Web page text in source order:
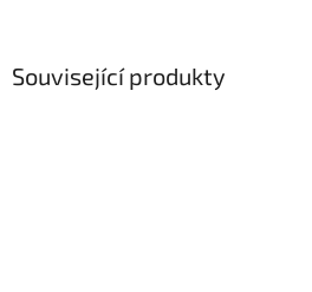
Související produkty